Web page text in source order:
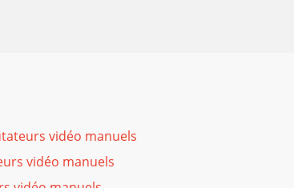
vidéo manuels
vidéo manuels